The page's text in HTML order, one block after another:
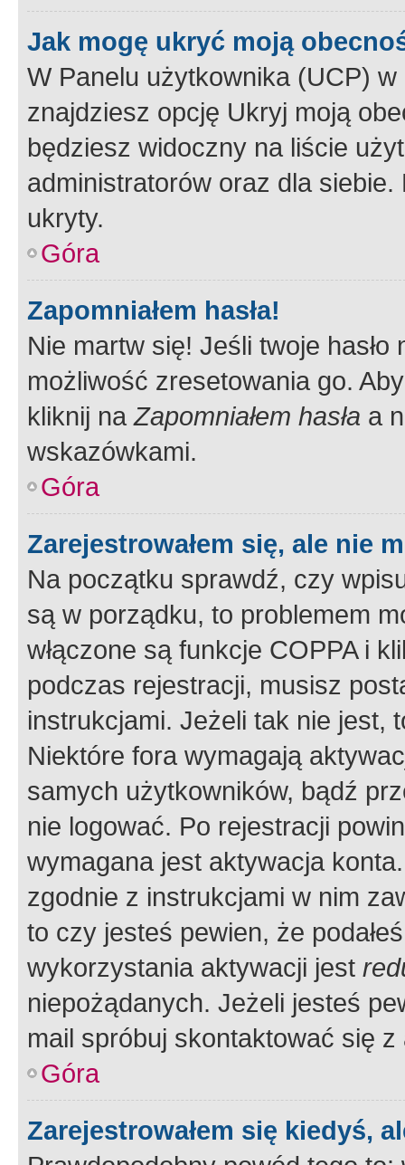
Jak mogę ukryć moją
W Panelu użytkownika (UCP) w
znajdziesz opcję Ukryj moją
będziesz widoczny na liście
administratorów oraz dla
ukryty.
Góra
Zapomniałem hasła!
Nie martw się! Jeśli twoje
możliwość zresetowania go.
kliknij naZapomniałem hasła a
wskazówkami.
Góra
Zarejestrowałem się, ale nie
Na początku sprawdź, czy
są w porządku, to problemem
włączone są funkcje COPPA i
podczas rejestracji, musisz
instrukcjami. Jeżeli tak nie jest,
Niektóre fora wymagają
samych użytkowników, bądź
nie logować. Po rejestracji
wymagana jest aktywacja
zgodnie z instrukcjami w nim
to czy jesteś pewien, że
wykorzystania aktywacji jest
niepożądanych. Jeżeli jesteś
mail spróbuj skontaktować się
Góra
Zarejestrowałem się kiedyś,